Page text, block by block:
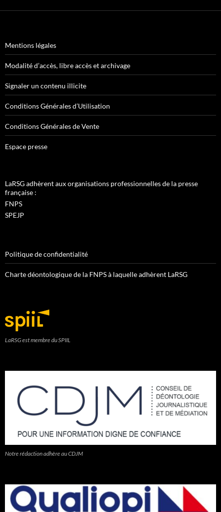
Mentions légales
Modalité d’accès, libre accès et archivage
Signaler un contenu illicite
Conditions Générales d’Utilisation
Conditions Générales de Vente
Espace presse
LaRSG adhèrent aux organisations professionnelles de la presse
française :
FNPS
SPEJP
Politique de confidentialité
Charte déontologique de la FNPS à laquelle adhèrent LaRSG
LaRSG est membre du SPIIL
Notre rédaction adhère au CDJM